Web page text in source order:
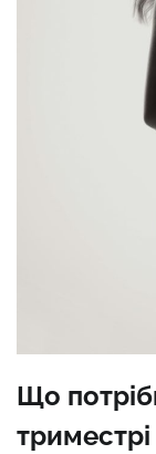
Що
триместрі